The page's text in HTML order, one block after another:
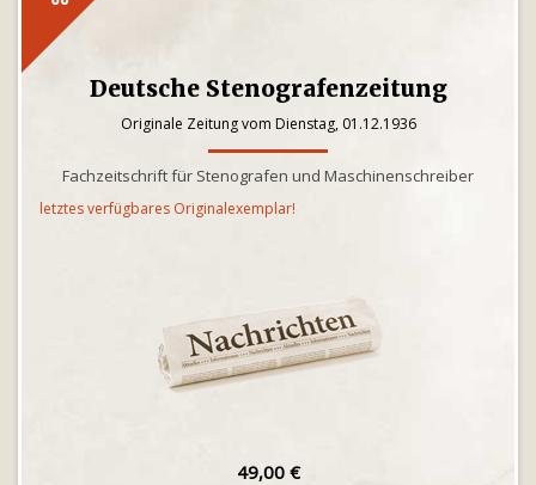
Deutsche Stenografenzeitung
Originale Zeitung vom Dienstag, 01.12.1936
Fachzeitschrift für Stenografen und Maschinenschreiber
letztes verfügbares Originalexemplar!
49,00 €